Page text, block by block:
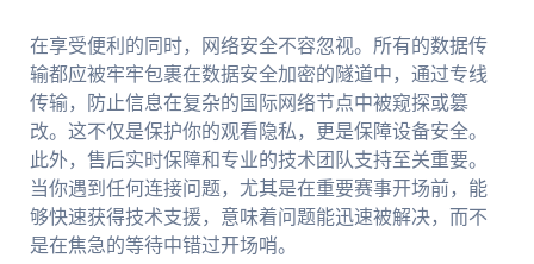
在享受便利的同时，网络安全不容忽视。所有的数据传
输都应被牢牢包裹在数据安全加密的隧道中，通过专线
传输，防止信息在复杂的国际网络节点中被窥探或篡
改。这不仅是保护你的观看隐私，更是保障设备安全。
此外，售后实时保障和专业的技术团队支持至关重要。
当你遇到任何连接问题，尤其是在重要赛事开场前，能
够快速获得技术支援，意味着问题能迅速被解决，而不
是在焦急的等待中错过开场哨。